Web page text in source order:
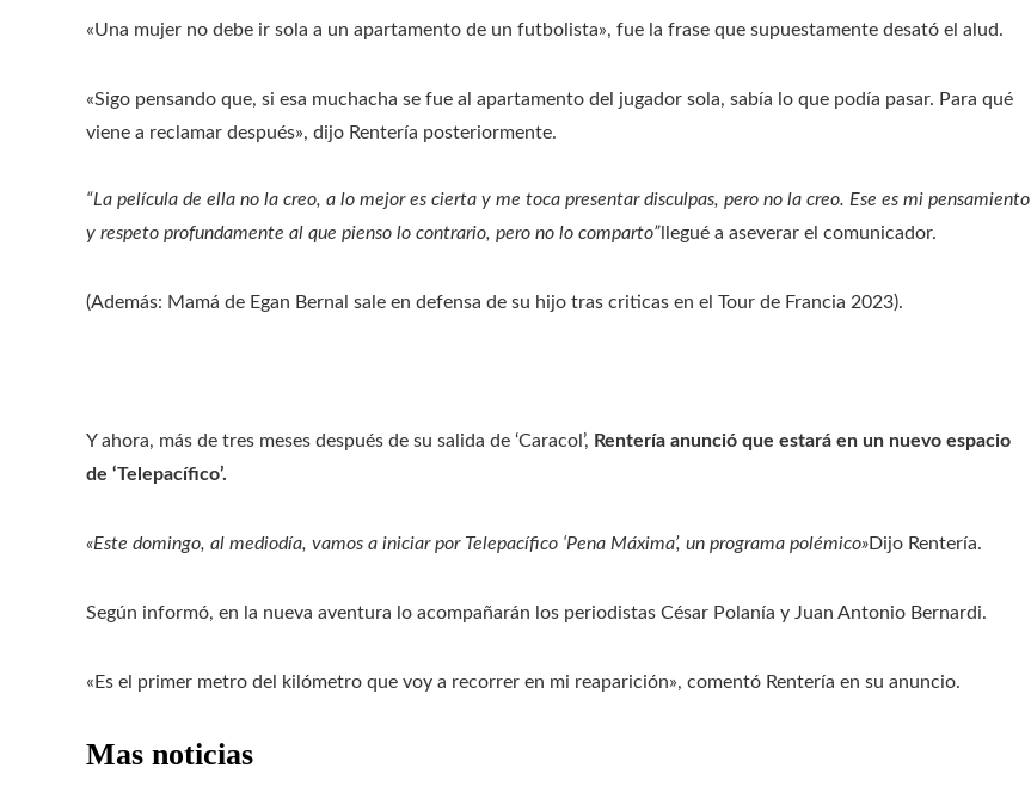
«Una mujer no debe ir sola a un apartamento de un futbolista», fue la frase que supuestamente desató el alud.
«Sigo pensando que, si esa muchacha se fue al apartamento del jugador sola, sabía lo que podía pasar. Para qué
viene a reclamar después», dijo Rentería posteriormente.
“La película de ella no la creo, a lo mejor es cierta y me toca presentar disculpas, pero no la creo. Ese es mi pensamiento
y respeto profundamente al que pienso lo contrario, pero no lo comparto” llegué a aseverar el comunicador.
(Además: Mamá de Egan Bernal sale en defensa de su hijo tras criticas en el Tour de Francia 2023).
Y ahora, más de tres meses después de su salida de ‘Caracol’, Rentería anunció que estará en un nuevo espacio
de ‘Telepacífico’.
«Este domingo, al mediodía, vamos a iniciar por Telepacífico ‘Pena Máxima’, un programa polémico»Dijo Rentería.
Según informó, en la nueva aventura lo acompañarán los periodistas César Polanía y Juan Antonio Bernardi.
«Es el primer metro del kilómetro que voy a recorrer en mi reaparición», comentó Rentería en su anuncio.
Mas noticias